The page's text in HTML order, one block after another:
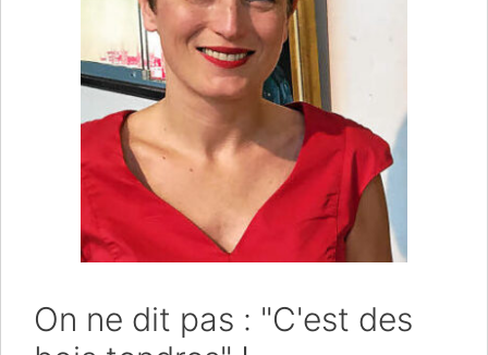
On ne dit pas : "C'est des